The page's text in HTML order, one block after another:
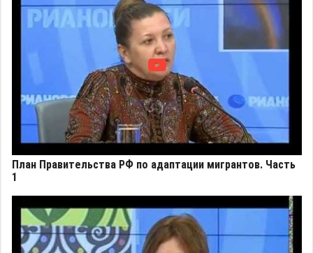
План Правительства РФ по адаптации мигрантов. Часть
1